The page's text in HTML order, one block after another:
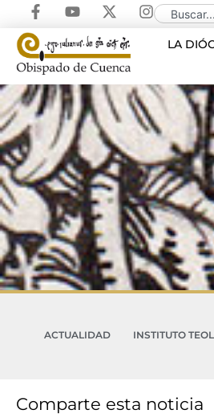
LA
ACTUALIDAD INSTITUTO
Comparte esta noticia